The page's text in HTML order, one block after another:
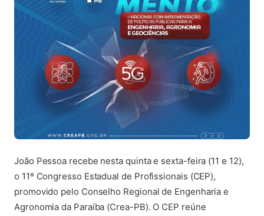
João Pessoa recebe nesta quinta e sexta-feira (11 e 12),
o 11º Congresso Estadual de Profissionais (CEP),
promovido pelo Conselho Regional de Engenharia e
Agronomia da Paraíba (Crea-PB). O CEP reúne